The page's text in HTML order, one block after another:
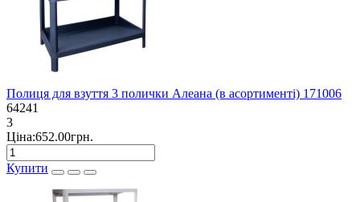
Полиця для взуття 3 полички Алеана (в асортименті) 171006
64241
3
Ціна:652.00грн.
Купити